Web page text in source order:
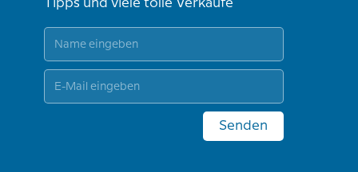
Tipps und viele tolle Verkäufe
Senden